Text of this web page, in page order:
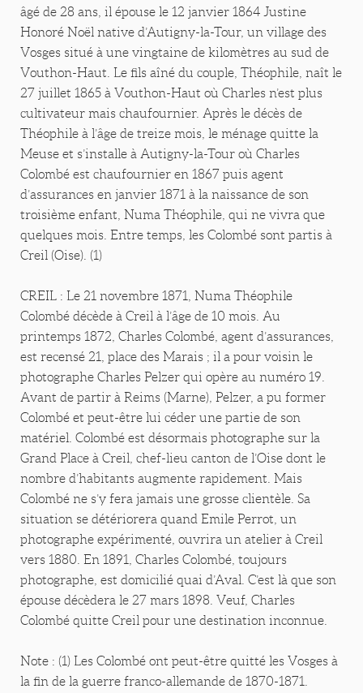
âgé de 28 ans, il épouse le 12 janvier 1864 Justine
Honoré Noël native d’Autigny-la-Tour, un village des
Vosges situé à une vingtaine de kilomètres au sud de
Vouthon-Haut. Le fils aîné du couple, Théophile, naît le
27 juillet 1865 à Vouthon-Haut où Charles n’est plus
cultivateur mais chaufournier. Après le décès de
Théophile à l’âge de treize mois, le ménage quitte la
Meuse et s’installe à Autigny-la-Tour où Charles
Colombé est chaufournier en 1867 puis agent
d’assurances en janvier 1871 à la naissance de son
troisième enfant, Numa Théophile, qui ne vivra que
quelques mois. Entre temps, les Colombé sont partis à
Creil (Oise). (1)
CREIL : Le 21 novembre 1871, Numa Théophile
Colombé décède à Creil à l’âge de 10 mois. Au
printemps 1872, Charles Colombé, agent d’assurances,
est recensé 21, place des Marais ; il a pour voisin le
photographe Charles Pelzer qui opère au numéro 19.
Avant de partir à Reims (Marne), Pelzer, a pu former
Colombé et peut-être lui céder une partie de son
matériel. Colombé est désormais photographe sur la
Grand Place à Creil, chef-lieu canton de l’Oise dont le
nombre d’habitants augmente rapidement. Mais
Colombé ne s’y fera jamais une grosse clientèle. Sa
situation se détériorera quand Emile Perrot, un
photographe expérimenté, ouvrira un atelier à Creil
vers 1880. En 1891, Charles Colombé, toujours
photographe, est domicilié quai d’Aval. C’est là que son
épouse décèdera le 27 mars 1898. Veuf, Charles
Colombé quitte Creil pour une destination inconnue.
Note : (1) Les Colombé ont peut-être quitté les Vosges à
la fin de la guerre franco-allemande de 1870-1871.